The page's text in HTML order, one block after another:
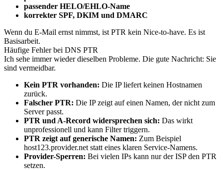
passender HELO/EHLO-Name
korrekter SPF, DKIM und DMARC
Wenn du E-Mail ernst nimmst, ist PTR kein Nice-to-have. Es ist
Basisarbeit.
Häufige Fehler bei DNS PTR
Ich sehe immer wieder dieselben Probleme. Die gute Nachricht: Sie
sind vermeidbar.
Kein PTR vorhanden: Die IP liefert keinen Hostnamen
zurück.
Falscher PTR: Die IP zeigt auf einen Namen, der nicht zum
Server passt.
PTR und A-Record widersprechen sich: Das wirkt
unprofessionell und kann Filter triggern.
PTR zeigt auf generische Namen: Zum Beispiel
host123.provider.net statt eines klaren Service-Namens.
Provider-Sperren: Bei vielen IPs kann nur der ISP den PTR
setzen.